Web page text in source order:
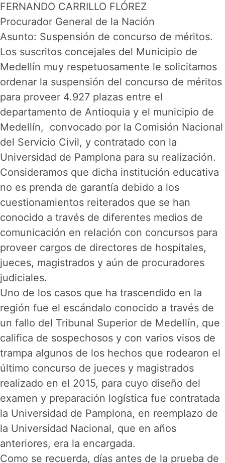
FERNANDO CARRILLO FLÓREZ
Procurador General de la Nación
Asunto: Suspensión de concurso de méritos.
Los suscritos concejales del Municipio de
Medellín muy respetuosamente le solicitamos
ordenar la suspensión del concurso de méritos
para proveer 4.927 plazas entre el
departamento de Antioquia y el municipio de
Medellín, convocado por la Comisión Nacional
del Servicio Civil, y contratado con la
Universidad de Pamplona para su realización.
Consideramos que dicha institución educativa
no es prenda de garantía debido a los
cuestionamientos reiterados que se han
conocido a través de diferentes medios de
comunicación en relación con concursos para
proveer cargos de directores de hospitales,
jueces, magistrados y aún de procuradores
judiciales.
Uno de los casos que ha trascendido en la
región fue el escándalo conocido a través de
un fallo del Tribunal Superior de Medellín, que
califica de sospechosos y con varios visos de
trampa algunos de los hechos que rodearon el
último concurso de jueces y magistrados
realizado en el 2015, para cuyo diseño del
examen y preparación logística fue contratada
la Universidad de Pamplona, en reemplazo de
la Universidad Nacional, que en años
anteriores, era la encargada.
Como se recuerda, días antes de la prueba de